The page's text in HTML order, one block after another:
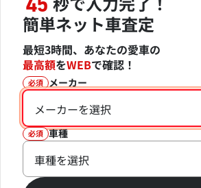
45
簡単ネット車査定
最短3時間、あなたの愛車の
最高額をWEBで確認！
必須 メーカー
メーカーを選択
必須 車種
車種を選択